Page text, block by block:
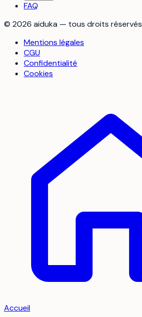
FAQ
© 2026 aiduka — tous droits réservés
Mentions légales
CGU
Confidentialité
Cookies
Accueil